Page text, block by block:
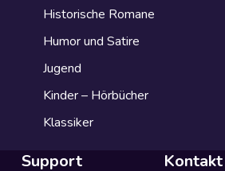
Historische Romane
Humor und Satire
Jugend
Kinder – Hörbücher
Klassiker
Support Kontakt